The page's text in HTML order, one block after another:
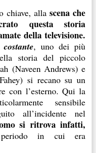
chiave, alla scena che
questa storia
della televisione.
, uno dei più
storia del piccolo
(Naveen Andrews) e
si recano su un
con l’esterno. Qui la
sensibile
all’incidente nel
si ritrova infatti,
in cui era